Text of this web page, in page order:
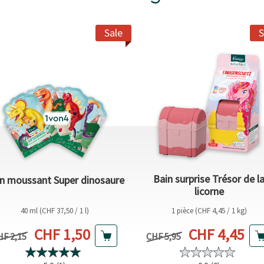
Sale
moussant Super dinosaure
40 ml (CHF 37,50 / 1 l)
précédent
2,15 Prix actuel
CHF 1,50
Bain surprise Trésor de la
licorne
1 pièce (CHF 4,45 / 1 kg)
Prix précédent
CHF 5,95 Prix actuel
CHF 4,45